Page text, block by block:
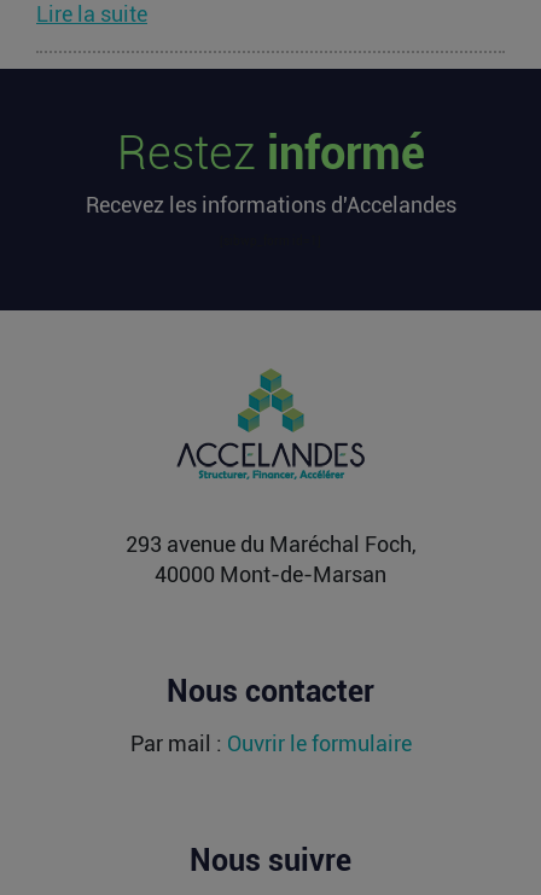
Lire la suite
millions d’euros cette semaine
L’article Les startups françaises ont levé 113
premier sur...
chez OpenAI pour se soigner
L’article Après une pause de 3 mois, la Française
Fidji Simo quitte son poste chez OpenAI pour se
Restez informé
Recevez les informations d'Accelandes
293 avenue du Maréchal Foch,
40000 Mont-de-Marsan
Nous contacter
Par mail : Ouvrir le formulaire
Nous suivre